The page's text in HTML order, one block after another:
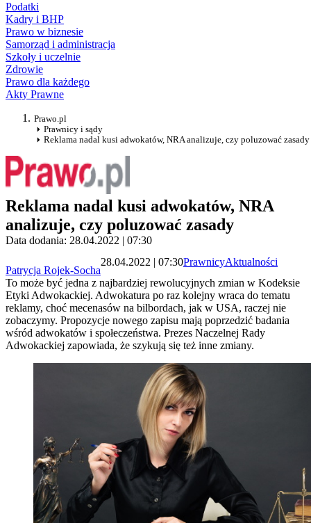
Podatki
Kadry i BHP
Prawo w biznesie
Samorząd i administracja
Szkoły i uczelnie
Zdrowie
Prawo dla każdego
Akty Prawne
Prawo.pl
Prawnicy i sądy
Reklama nadal kusi adwokatów, NRA analizuje, czy poluzować zasady
Reklama nadal kusi adwokatów, NRA
analizuje, czy poluzować zasady
Data dodania: 28.04.2022 | 07:30
Patrycja Rojek-Socha
28.04.2022 | 07:30PrawnicyAktualności
To może być jedna z najbardziej rewolucyjnych zmian w Kodeksie
Etyki Adwokackiej. Adwokatura po raz kolejny wraca do tematu
reklamy, choć mecenasów na bilbordach, jak w USA, raczej nie
zobaczymy. Propozycje nowego zapisu mają poprzedzić badania
wśród adwokatów i społeczeństwa. Prezes Naczelnej Rady
Adwokackiej zapowiada, że szykują się też inne zmiany.